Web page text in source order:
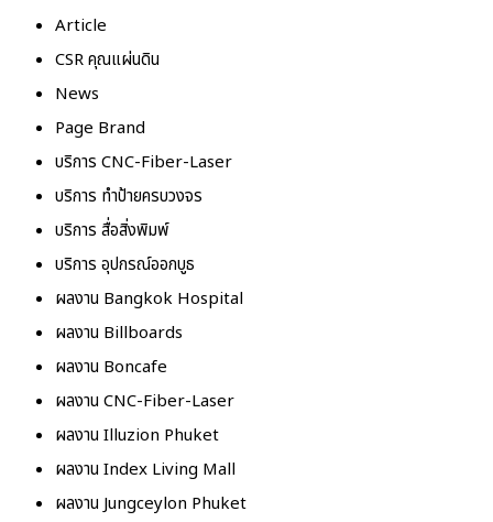
Article
CSR คุณแผ่นดิน
News
Page Brand
บริการ CNC-Fiber-Laser
บริการ ทำป้ายครบวงจร
บริการ สื่อสิ่งพิมพ์
บริการ อุปกรณ์ออกบูธ
ผลงาน Bangkok Hospital
ผลงาน Billboards
ผลงาน Boncafe
ผลงาน CNC-Fiber-Laser
ผลงาน Illuzion Phuket
ผลงาน Index Living Mall
ผลงาน Jungceylon Phuket